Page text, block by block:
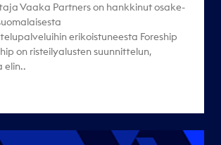
Vaaka Partners on hankkinut osake-
erikoistuneesta Foreship
on risteilyalusten suunnittelun,
elin..